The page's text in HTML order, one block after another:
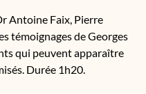
Antoine Faix, Pierre
témoignages de Georges
qui peuvent apparaître
Durée 1h20.